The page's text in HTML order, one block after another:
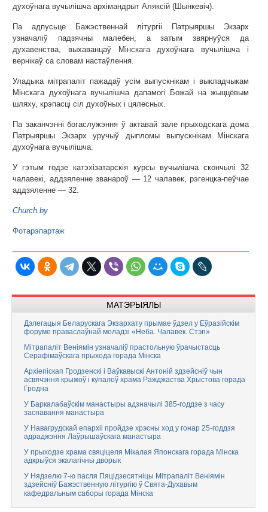
духоўнага вучылішча архімандрыт Аляксій (Шынкевіч).
Па адпусьце Бажэственнай літургіі Патрыяршы Экзарх
узначаліў падзячны малебен, а затым звярнуўся да
духавенства, выхаванцаў Мінскага духоўнага вучылішча і
вернікаў са словам настаўлення.
Уладыка мітрапаліт пажадаў усім выпускнікам і выкладчыкам
Мінскага духоўнага вучылішча дапамогі Божай на жыццёвым
шляху, крэпасці сіл духоўных і цялесных.
Па заканчэнні богаслужэння ў актавай зале прыходскага дома
Патрыяршы Экзарх уручыў дыпломы выпускнікам Мінскага
духоўнага вучылішча.
У гэтым годзе катэхізатарскія курсы вучылішча скончылі 32
чалавекі, аддзяленне званароў — 12 чалавек, рэгенцка-пеўчае
аддзяленне — 32.
Church.by
Фотарэпартаж
МАТЭРЫЯЛЫ
Дэлегацыя Беларускага Экзархату прымае ўдзел у Еўразійскім
форуме праваслаўнай моладзі «Неба. Чалавек. Стэп»
Мітрапаліт Веніямін узначаліў прастольную ўрачыстасць
Серафімаўскага прыхода горада Мінска
Архіепіскап Гродзенскі і Ваўкавыскі Антоній здзейсніў чын
асвячэння крыжоў і купалоў храма Ражджаства Хрыстова горада
Гродна
У Баркалабаўскім манастыры адзначылі 385-годдзе з часу
заснавання манастыра
У Навагрудскай епархіі пройдзе хрэсны ход у гонар 25-годдзя
адраджэння Лаўрышаўскага манастыра
У прыходзе храма свяціцеля Мікалая Японскага горада Мінска
адкрыўся экалагічны дворык
У Нядзелю 7-ю пасля Пяцідзесятніцы Мітрапаліт Веніямін
здзейсніў Бажэственную літургію ў Свята-Духавым
кафедральным саборы горада Мінска